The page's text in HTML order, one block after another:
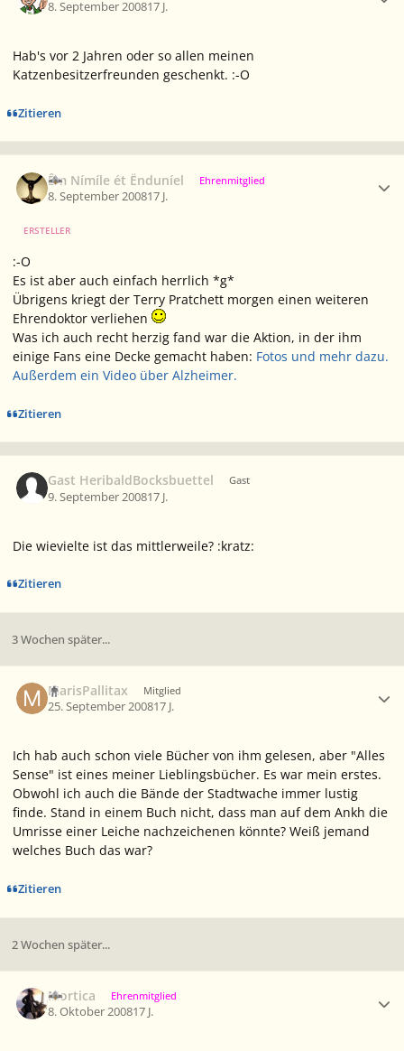
8. September 200817 J.
Hab's vor 2 Jahren oder so allen meinen
Katzenbesitzerfreunden geschenkt. :-O
Zitieren
Êm Nímíle ét Ënduníel Ehrenmitglied
8. September 200817 J.
ERSTELLER
:-O
Es ist aber auch einfach herrlich *g*
Übrigens kriegt der Terry Pratchett morgen einen weiteren
Ehrendoktor verliehen
Was ich auch recht herzig fand war die Aktion, in der ihm
einige Fans eine Decke gemacht haben: Fotos und mehr dazu.
Außerdem ein Video über Alzheimer.
Zitieren
Gast HeribaldBocksbuettel Gast
9. September 200817 J.
Die wievielte ist das mittlerweile? :kratz:
Zitieren
3 Wochen später...
MarisPallitax Mitglied
25. September 200817 J.
Ich hab auch schon viele Bücher von ihm gelesen, aber "Alles
Sense" ist eines meiner Lieblingsbücher. Es war mein erstes.
Obwohl ich auch die Bände der Stadtwache immer lustig
finde. Stand in einem Buch nicht, dass man auf dem Ankh die
Umrisse einer Leiche nachzeichenen könnte? Weiß jemand
welches Buch das war?
Zitieren
2 Wochen später...
Mortica Ehrenmitglied
8. Oktober 200817 J.